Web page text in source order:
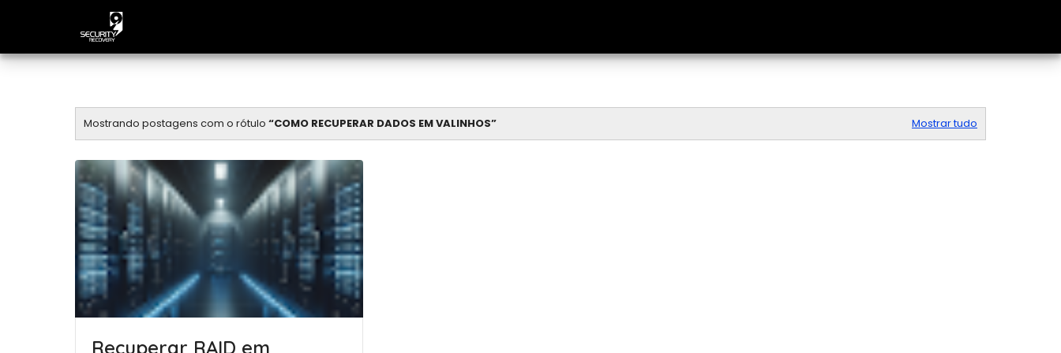
Mostrando postagens com o rótulo COMO RECUPERAR DADOS EM VALINHOS Mostrar tudo
Recuperar RAID em